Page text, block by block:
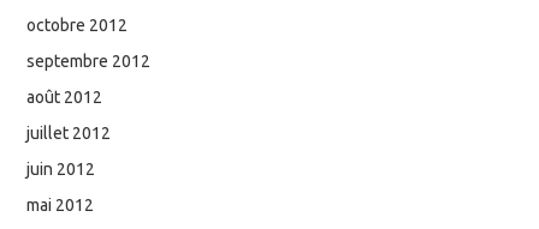
octobre 2012
septembre 2012
août 2012
juillet 2012
juin 2012
mai 2012